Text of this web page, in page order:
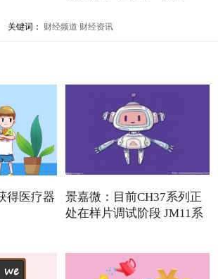
关键词： 财经频道 财经资讯
得医疗器
景嘉微：目前CH37系列正
处在样片调试阶段 JM11系